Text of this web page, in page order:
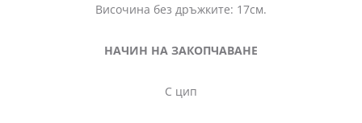
Височина без дръжките: 17см.
НАЧИН НА ЗАКОПЧАВАНЕ
С цип